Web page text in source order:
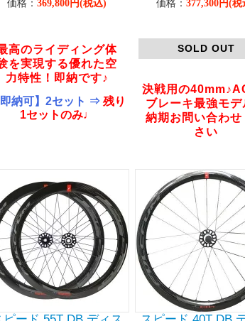
価格： 369,800円(税込)
高のライディング体
を実現する優れた空
力特性！即納です♪
即納可】2セット ⇒ 残り
1セットのみ♩
価格： 377,300円(税
SOLD OUT
決戦用の
ブレーキ最強モデ
納期お問い合わせ
さい